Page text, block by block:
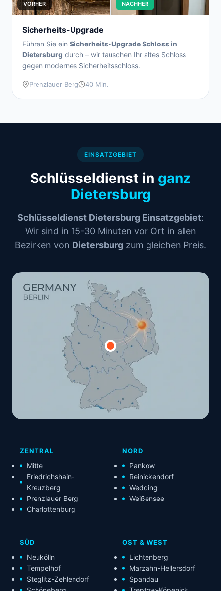
VORHER NACHHER
Sicherheits-Upgrade
Führen Sie ein Sicherheits-Upgrade Schloss in
Dietersburg durch – wir tauschen Ihr altes Schloss
gegen modernes Sicherheitsschloss.
Prenzlauer Berg 40 Min.
EINSATZGEBIET
Schlüsseldienst in ganz
Dietersburg
Schlüsseldienst Dietersburg Einsatzgebiet:
Wir sind in 15-30 Minuten vor Ort in allen
Bezirken von Dietersburg zum gleichen Preis.
ZENTRAL
Mitte
Friedrichshain-
Kreuzberg
Prenzlauer Berg
Charlottenburg
NORD
Pankow
Reinickendorf
Wedding
Weißensee
SÜD
Neukölln
Tempelhof
Steglitz-Zehlendorf
OST & WEST
Lichtenberg
Marzahn-Hellersdorf
Spandau